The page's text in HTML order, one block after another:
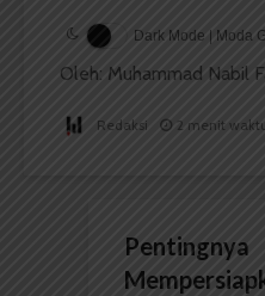
Dark Mode | Moda
Oleh: Muhammad Nabil
Redaksi 2 menit
Pentingnya